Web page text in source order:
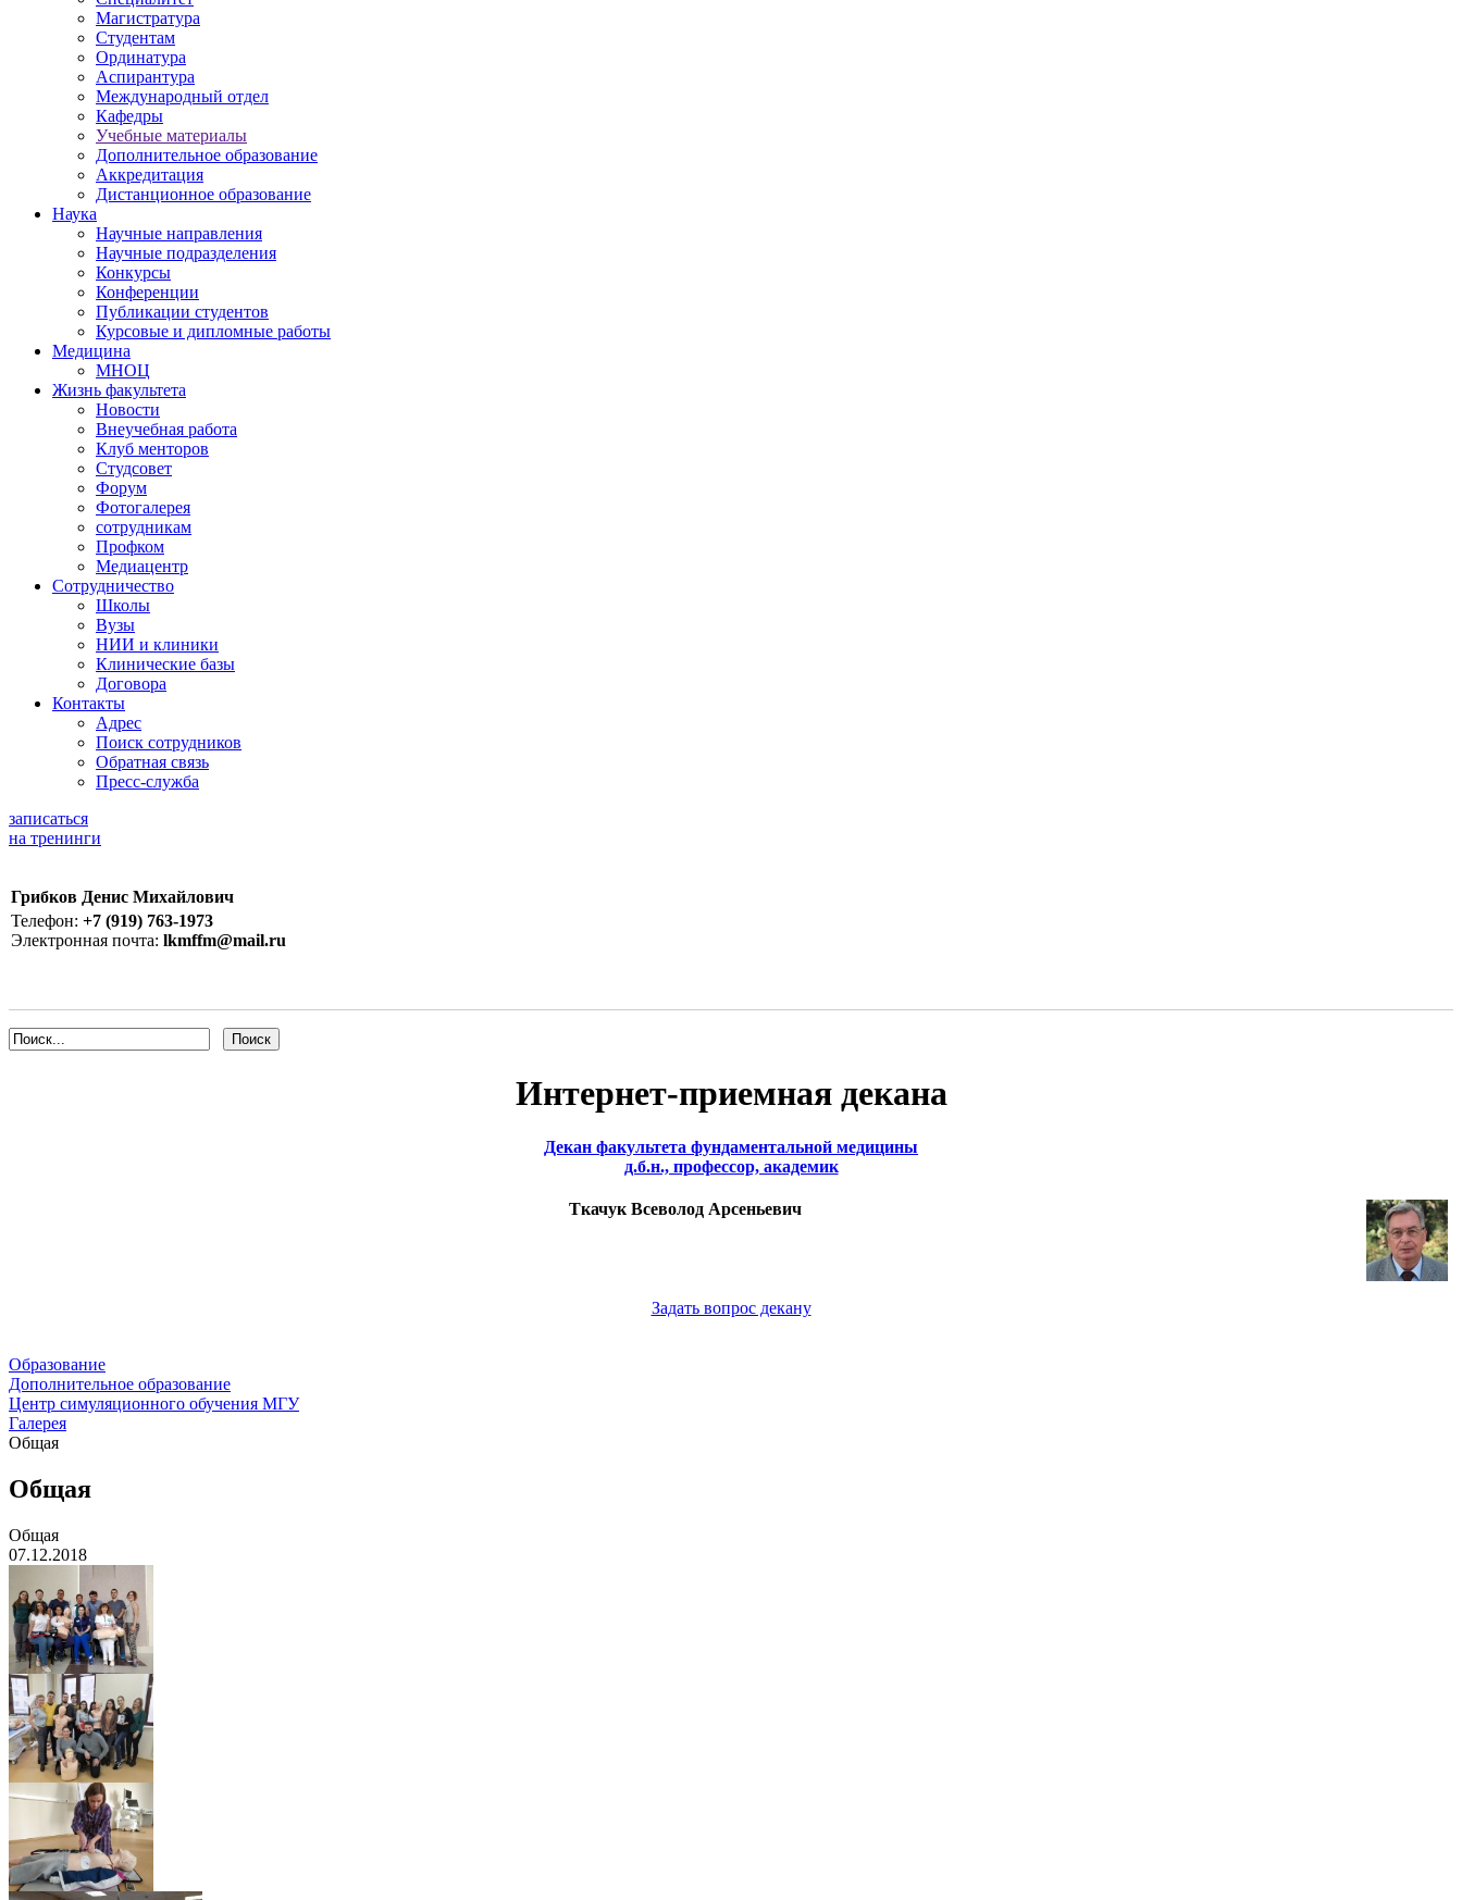
Магистратура
Студентам
Ординатура
Аспирантура
Международный отдел
Кафедры
Учебные материалы
Дополнительное образование
Аккредитация
Дистанционное образование
Наука
Научные направления
Научные подразделения
Конкурсы
Конференции
Публикации студентов
Курсовые и дипломные работы
Медицина
МНОЦ
Жизнь факультета
Новости
Внеучебная работа
Клуб менторов
Студсовет
Форум
Фотогалерея
сотрудникам
Профком
Медиацентр
Сотрудничество
Школы
Вузы
НИИ и клиники
Клинические базы
Договора
Контакты
Адрес
Поиск сотрудников
Обратная связь
Пресс-служба
записаться
на тренинги
Грибков Денис Михайлович
Телефон: +7 (919) 763-1973
Электронная почта: lkmffm@mail.ru
Интернет-приемная декана
Декан факультета фундаментальной медицины
д.б.н., профессор, академик
Ткачук Всеволод Арсеньевич
Задать вопрос декану
Образование
Дополнительное образование
Центр симуляционного обучения МГУ
Галерея
Общая
Общая
Общая
07.12.2018